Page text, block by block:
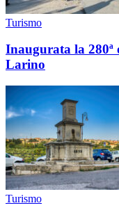
Turismo
Inaugurata la 280ª
Larino
Turismo